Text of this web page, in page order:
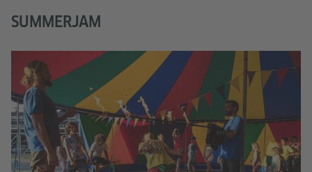
SUMMERJAM